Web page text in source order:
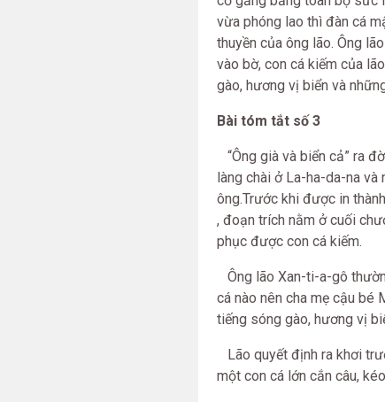
vừa phóng lao thì đàn cá
thuyền của ông lão. Ông
vào bờ, con cá kiếm của
gào, hương vị biển và
Bài tóm tắt số 3
“Ông già và biển cả” ra
làng chài ở La-ha-da-na
ông.Trước khi được in
, đoạn trích nằm ở cuối
phục được con cá kiếm.
Ông lão Xan-ti-a-gô
cá nào nên cha mẹ cậu bé
tiếng sóng gào, hương vị
Lão quyết định ra khơi
một con cá lớn cắn câu,